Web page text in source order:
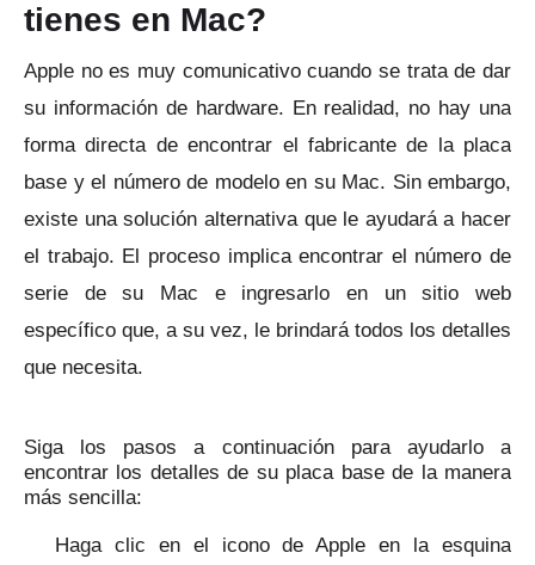
tienes en Mac?
Apple no es muy comunicativo cuando se trata de dar
su información de hardware. En realidad, no hay una
forma directa de encontrar el fabricante de la placa
base y el número de modelo en su Mac. Sin embargo,
existe una solución alternativa que le ayudará a hacer
el trabajo. El proceso implica encontrar el número de
serie de su Mac e ingresarlo en un sitio web
específico que, a su vez, le brindará todos los detalles
que necesita.
Siga los pasos a continuación para ayudarlo a
encontrar los detalles de su placa base de la manera
más sencilla:
Haga clic en el icono de Apple en la esquina